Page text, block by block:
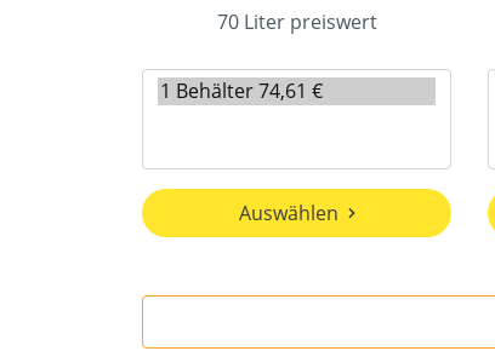
70 Liter preiswert
Auswählen